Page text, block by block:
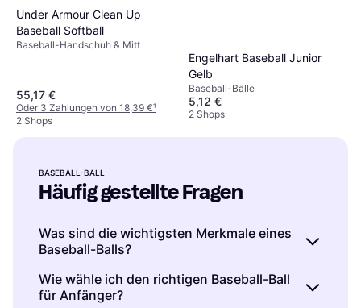
Under Armour Clean Up
Baseball Softball
Baseball-Handschuh & Mitt
55,17 €
Oder 3 Zahlungen von 18,39 €¹
2 Shops
Engelhart Baseball Junior
Gelb
Baseball-Bälle
5,12 €
2 Shops
BASEBALL-BALL
Häufig gestellte Fragen
Was sind die wichtigsten Merkmale eines
Baseball-Balls?
Ein Baseball ist ein Ball, der in Gewicht,
Umfang und Material standardisiert ist. Er
Wie wähle ich den richtigen Baseball-Ball
für Anfänger?